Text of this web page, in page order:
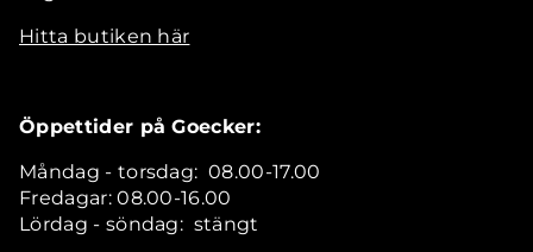
Hitta butiken här
Öppettider på Goecker:
Måndag - torsdag: 08.00-17.00
Fredagar: 08.00-16.00
Lördag - söndag: stängt